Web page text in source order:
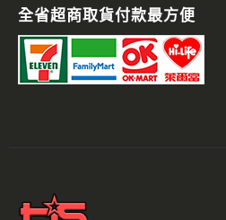
全省超商取貨付款最方便